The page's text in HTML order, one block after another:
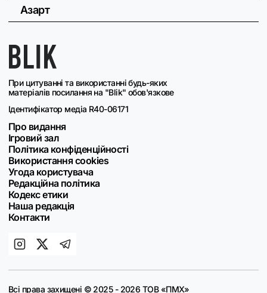
При цитуванні та використанні будь-яких
матеріалів посилання на "Blik" обов'язкове
Ідентифікатор медіа R40-06171
Про видання
Ігровий зал
Політика конфіденційності
Використання cookies
Угода користувача
Редакційна політика
Кодекс етики
Наша редакція
Контакти
Азарт
Всі права захищені © 2025 - 2026 ТОВ «ПМХ»